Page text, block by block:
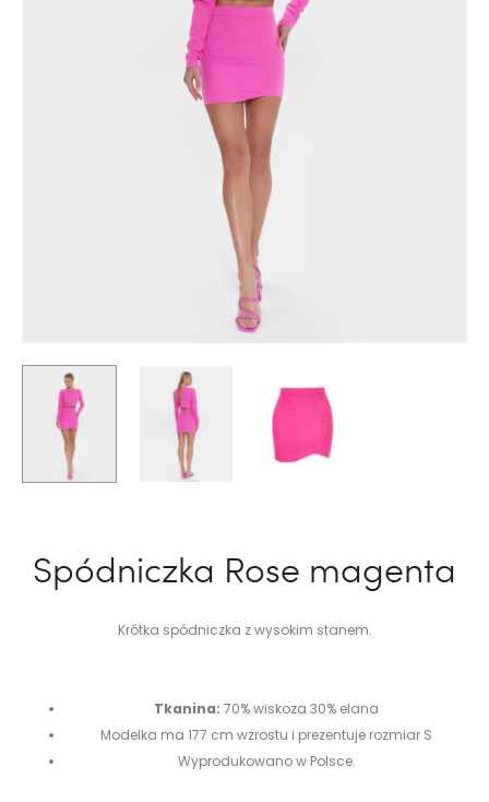
Spódniczka Rose magenta
Krótka spódniczka z wysokim stanem.
Tkanina: 70% wiskoza 30% elana
Modelka ma 177 cm wzrostu i prezentuje rozmiar S
Wyprodukowano w Polsce.